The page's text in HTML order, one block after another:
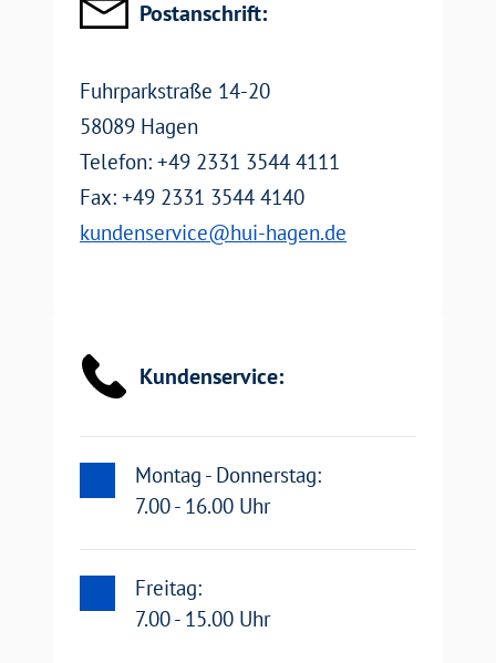
Postanschrift:
Fuhrparkstraße 14-20
58089 Hagen
Telefon: +49 2331 3544 4111
Fax: +49 2331 3544 4140
EMail:
kundenservice@hui-hagen.de
Kundenservice:
Montag - Donnerstag:
7.00 - 16.00 Uhr
Freitag:
7.00 - 15.00 Uhr